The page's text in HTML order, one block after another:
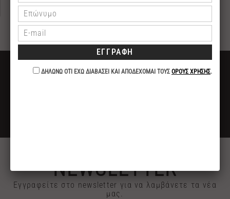
ΠΛΗΡΩΜΗ
ΔΩΡΕΑΝ ΜΕΤΑΦΟΡΙΚΑ
ΓΙΑ ΑΓΟΡΕΣ ΑΝΩ ΤΩΝ 40€
NEWSLETTER
Εγγραφείτε στο newsletter για να λαμβάνετε τα νέα
μας.